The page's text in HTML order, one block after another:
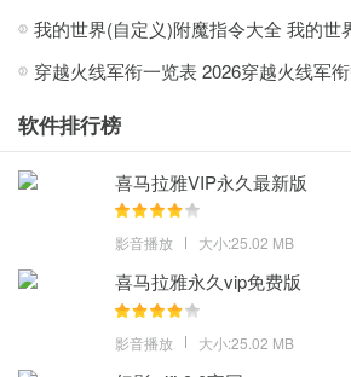
内容屏蔽，具有经重新设计而焕然一新的
功能和特色；
以确保安全，为市场主流机型提供优质优化
系统充满个性化设置；
3、大幅度的强化系统的兼容性和稳定性
大作，符合条件的win10系统都可以免费升
务处理器。
攻略心得：
1、让用户不会被过多的弹窗干扰，运行过
穿越火线军衔一览表 2026穿越火线军
软件排行榜
喜马拉雅VIP永久最新版
影音播放 大小:25.02 MB
喜马拉雅永久vip免费版
影音播放 大小:25.02 MB